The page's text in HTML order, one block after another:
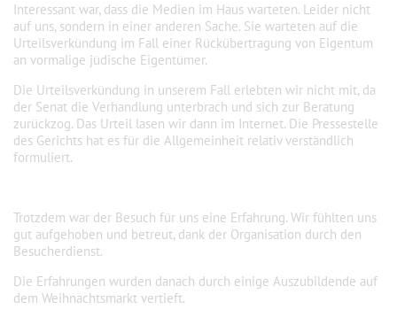
Interessant war, dass die Medien im Haus warteten. Leider nicht
auf uns, sondern in einer anderen Sache. Sie warteten auf die
Urteilsverkündung im Fall einer Rückübertragung von Eigentum
an vormalige jüdische Eigentümer.
Die Urteilsverkündung in unserem Fall erlebten wir nicht mit, da
der Senat die Verhandlung unterbrach und sich zur Beratung
zurückzog. Das Urteil lasen wir dann im Internet. Die Pressestelle
des Gerichts hat es für die Allgemeinheit relativ verständlich
formuliert.
Trotzdem war der Besuch für uns eine Erfahrung. Wir fühlten uns
gut aufgehoben und betreut, dank der Organisation durch den
Besucherdienst.
Die Erfahrungen wurden danach durch einige Auszubildende auf
dem Weihnachtsmarkt vertieft.